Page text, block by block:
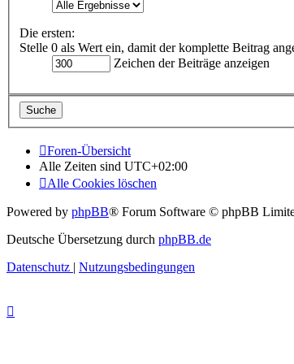
Die ersten:
Stelle 0 als Wert ein, damit der komplette Beitrag
Zeichen der Beiträge anzeigen
Foren-Übersicht
Alle Zeiten sind UTC+02:00
Alle Cookies löschen
Powered by phpBB® Forum Software © phpBB
Deutsche Übersetzung durch phpBB.de
Datenschutz | Nutzungsbedingungen